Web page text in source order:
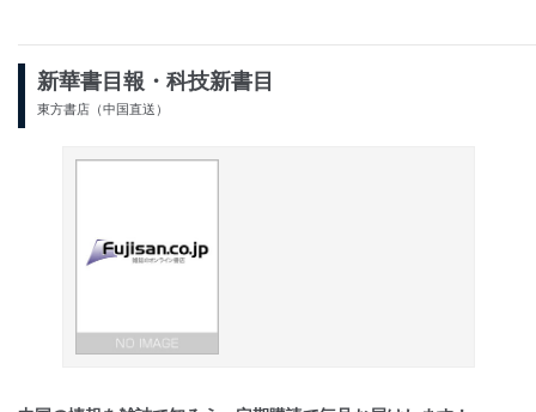
新華書目報・科技新書目
東方書店（中国直送）